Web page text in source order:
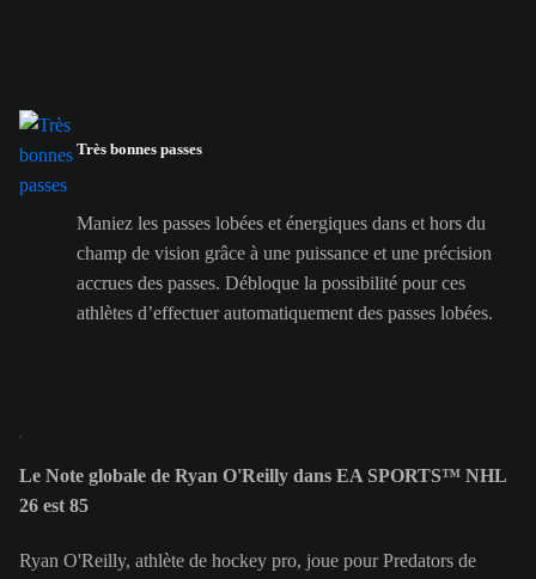
Très bonnes passes
Maniez les passes lobées et énergiques dans et hors du
champ de vision grâce à une puissance et une précision
accrues des passes. Débloque la possibilité pour ces
athlètes d’effectuer automatiquement des passes lobées.
Le Note globale de Ryan O'Reilly dans EA SPORTS™ NHL
26 est 85
Ryan O'Reilly, athlète de hockey pro, joue pour Predators de